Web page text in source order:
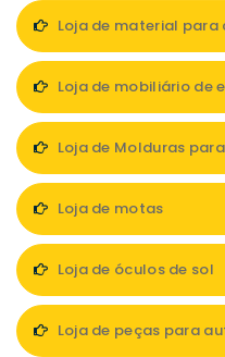
Loja de material para
Loja de mobiliário de
Loja de Molduras
Loja de motas
Loja de óculos de sol
Loja de peças para